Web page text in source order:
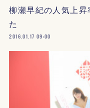
柳瀬早紀の人気上
た
2016.01.17 09:00